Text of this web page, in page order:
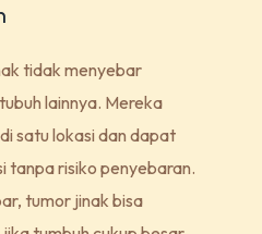
tidak menyebar
lainnya. Mereka
satu lokasi dan dapat
tanpa risiko penyebaran.
tumor jinak bisa